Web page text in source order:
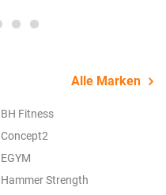
Alle Marken
BH Fitness
Concept2
EGYM
Hammer Strength